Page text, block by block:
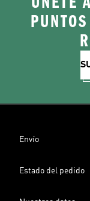
Envío
Estado del pedido